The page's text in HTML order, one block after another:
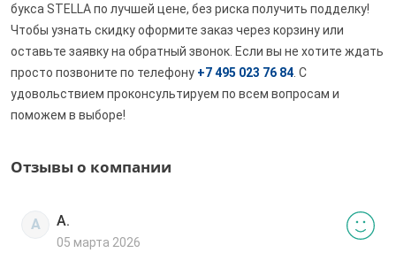
букса STELLA по лучшей цене, без риска получить подделку!
Чтобы узнать скидку оформите заказ через корзину или
оставьте заявку на обратный звонок. Если вы не хотите ждать
просто позвоните по телефону +7 495 023 76 84 . С
удовольствием проконсультируем по всем вопросам и
поможем в выборе!
Отзывы о компании
А А.
05 марта 2026